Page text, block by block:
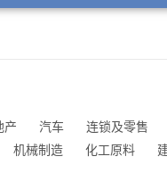
产 汽车 连锁及零售
机械制造 化工原料